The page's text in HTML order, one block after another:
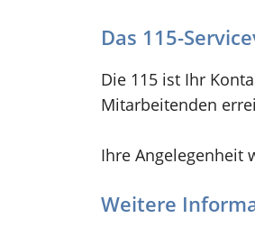
Das 115-
Die 115 ist Ihr
Mitarbeitenden
Ihre Angelegenheit
Weitere